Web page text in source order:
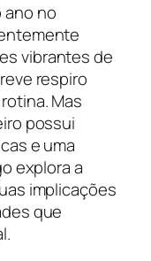
ano no
vibrantes de
respiro
Mas
possui
e uma
explora a
implicações
que